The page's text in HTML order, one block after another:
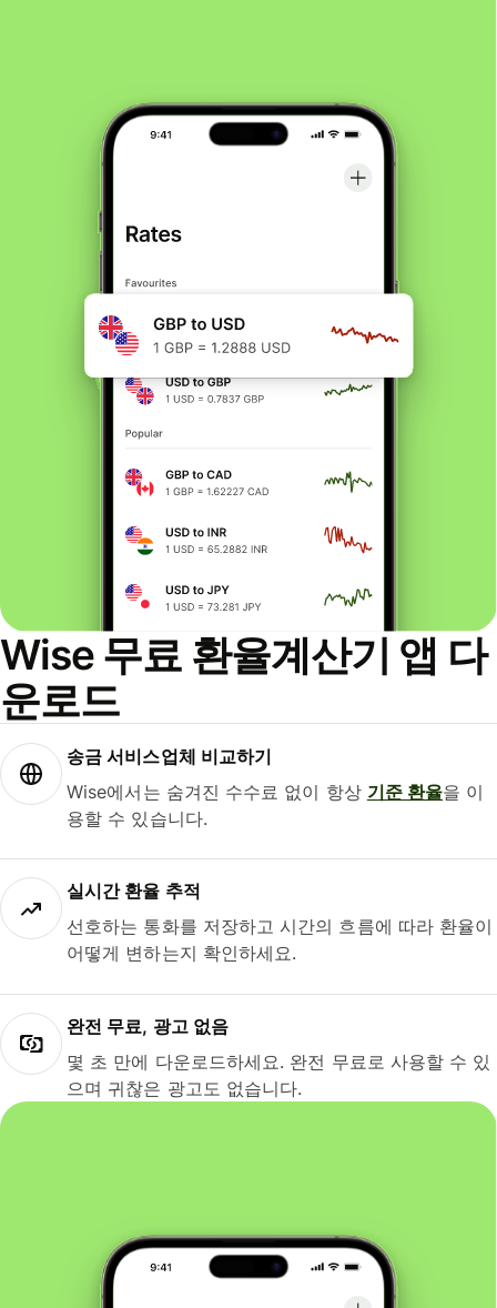
Wise 무료 환율계산기 앱 다
운로드
송금 서비스업체 비교하기
Wise에서는 숨겨진 수수료 없이 항상 기준 환율을 이
용할 수 있습니다.
실시간 환율 추적
선호하는 통화를 저장하고 시간의 흐름에 따라 환율이
어떻게 변하는지 확인하세요.
완전 무료, 광고 없음
몇 초 만에 다운로드하세요. 완전 무료로 사용할 수 있
으며 귀찮은 광고도 없습니다.